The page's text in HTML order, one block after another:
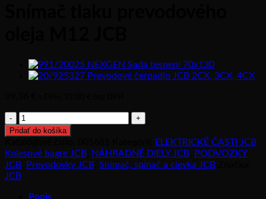
množstvo
701/80626
ORIGINÁL
Snímač
tlaku
prevodového
M12
Pridať do košíka
ELEKTRICKÉ ČASTI JCB
Kolesové bagre JCB
NÁHRADNÉ DIELY JCB
PODVOZKY
JCB
Prevodovky JCB Snímač, spínač a cievka JCB
JCB
Popis